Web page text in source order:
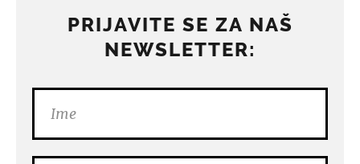
PRIJAVITE SE ZA NAŠ
NEWSLETTER: